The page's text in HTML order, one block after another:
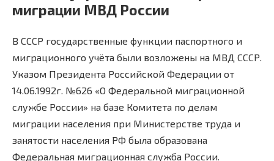
миграции МВД России
В СССР государственные функции паспортного и
миграционного учёта были возложены на МВД СССР.
Указом Президента Российской Федерации от
14.06.1992г. №626 «О Федеральной миграционной
службе России» на базе Комитета по делам
миграции населения при Министерстве труда и
занятости населения РФ была образована
Федеральная миграционная служба России.